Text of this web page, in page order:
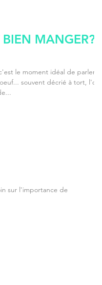
MANGER? :
le moment idéal de parler...
souvent décrié à tort, l'œuf
sur l'importance de